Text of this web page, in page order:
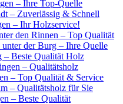
– Ihre Top-Quelle
– Zuverlässig & Schnell
– Ihr Holzservice!
den Rinnen – Top Qualität
der Burg – Ihre Quelle
– Beste Qualität Holz
– Qualitätsholz
– Top Qualität & Service
– Qualitätsholz für Sie
– Beste Qualität